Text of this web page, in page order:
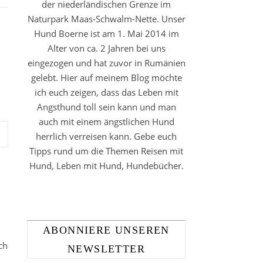
der niederländischen Grenze im
Naturpark Maas-Schwalm-Nette. Unser
Hund Boerne ist am 1. Mai 2014 im
Alter von ca. 2 Jahren bei uns
eingezogen und hat zuvor in Rumänien
gelebt. Hier auf meinem Blog möchte
ich euch zeigen, dass das Leben mit
Angsthund toll sein kann und man
auch mit einem ängstlichen Hund
herrlich verreisen kann. Gebe euch
Tipps rund um die Themen Reisen mit
Hund, Leben mit Hund, Hundebücher.
ABONNIERE UNSEREN
NEWSLETTER